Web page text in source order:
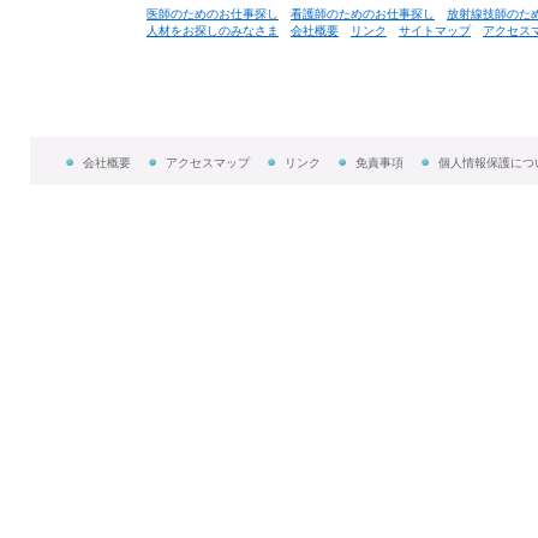
医師のためのお仕事探し 看護師のためのお仕事探し
放射線技師のた
人材をお探しのみなさま
会社概要 リンク サイトマップ アクセス
会社概要 アクセスマップ リンク 免責事項 個人情報保護につ